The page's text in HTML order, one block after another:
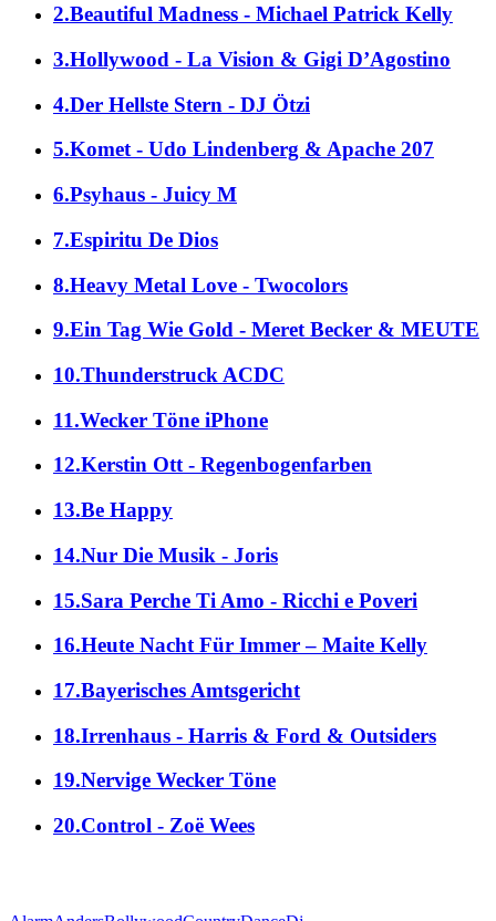
2.Beautiful Madness - Michael Patrick Kelly
3.Hollywood - La Vision & Gigi D’Agostino
4.Der Hellste Stern - DJ Ötzi
5.Komet - Udo Lindenberg & Apache 207
6.Psyhaus - Juicy M
7.Espiritu De Dios
8.Heavy Metal Love - Twocolors
9.Ein Tag Wie Gold - Meret Becker & MEUTE
10.Thunderstruck ACDC
11.Wecker Töne iPhone
12.Kerstin Ott - Regenbogenfarben
13.Be Happy
14.Nur Die Musik - Joris
15.Sara Perche Ti Amo - Ricchi e Poveri
16.Heute Nacht Für Immer – Maite Kelly
17.Bayerisches Amtsgericht
18.Irrenhaus - Harris & Ford & Outsiders
19.Nervige Wecker Töne
20.Control - Zoë Wees